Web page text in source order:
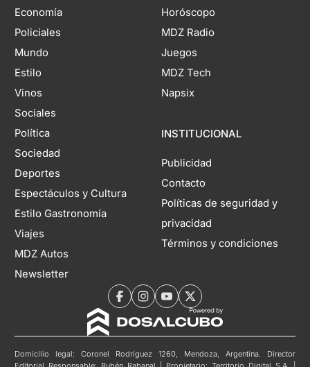
Economía
Policiales
Mundo
Estilo
Vinos
Sociales
Política
Sociedad
Deportes
Espectáculos y Cultura
Estilo Gastronomía
Viajes
MDZ Autos
Newsletter
Horóscopo
MDZ Radio
Juegos
MDZ Tech
Napsix
INSTITUCIONAL
Publicidad
Contacto
Políticas de seguridad y
privacidad
Términos y condiciones
Domicilio legal: Coronel Rodríguez 1260, Mendoza, Argentina. Director